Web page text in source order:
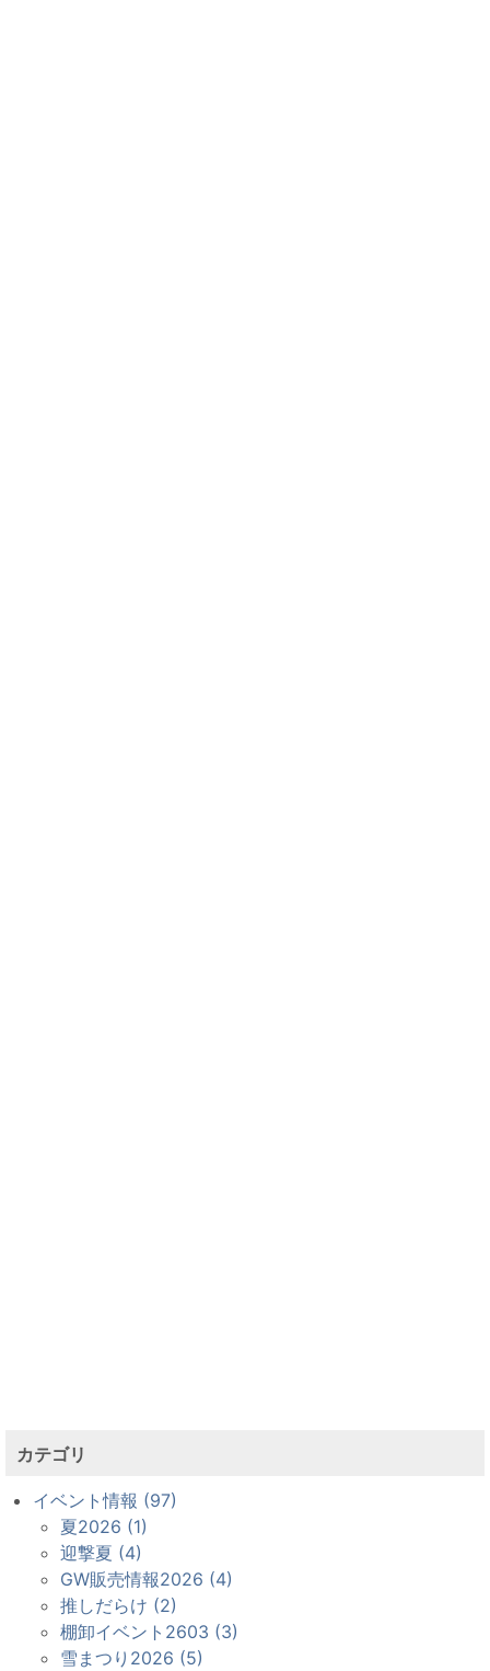
カテゴリ
イベント情報 (97)
夏2026 (1)
迎撃夏 (4)
GW販売情報2026 (4)
推しだらけ (2)
棚卸イベント2603 (3)
雪まつり2026 (5)